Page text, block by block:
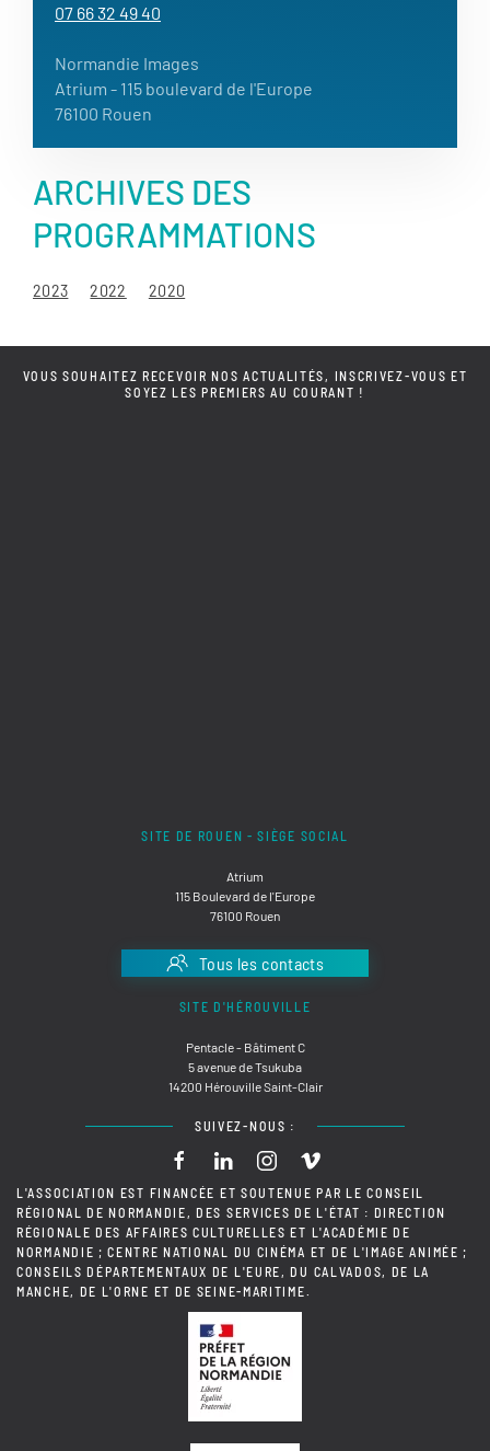
07 66 32 49 40
Normandie Images
Atrium - 115 boulevard de l'Europe
76100 Rouen
ARCHIVES DES
PROGRAMMATIONS
2023 2022 2020
VOUS SOUHAITEZ RECEVOIR NOS ACTUALITÉS, INSCRIVEZ-VOUS ET
SOYEZ LES PREMIERS AU COURANT !
SITE DE ROUEN - SIÈGE SOCIAL
Atrium
115 Boulevard de l'Europe
76100 Rouen
Tous les contacts
SITE D'HÉROUVILLE
Pentacle - Bâtiment C
5 avenue de Tsukuba
14200 Hérouville Saint-Clair
SUIVEZ-NOUS :
L'ASSOCIATION EST FINANCÉE ET SOUTENUE PAR LE CONSEIL
RÉGIONAL DE NORMANDIE, DES SERVICES DE L'ÉTAT : DIRECTION
RÉGIONALE DES AFFAIRES CULTURELLES ET L'ACADÉMIE DE
NORMANDIE ; CENTRE NATIONAL DU CINÉMA ET DE L'IMAGE ANIMÉE ;
CONSEILS DÉPARTEMENTAUX DE L'EURE, DU CALVADOS, DE LA
MANCHE, DE L'ORNE ET DE SEINE-MARITIME.